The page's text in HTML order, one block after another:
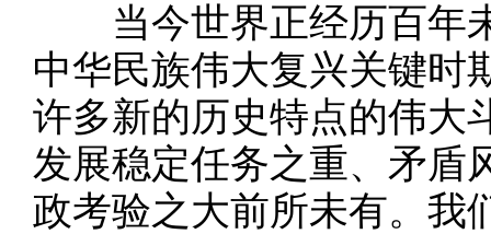
当今世界正经历百年
中华民族伟大复兴关键时
许多新的历史特点的伟大
发展稳定任务之重、矛盾
政考验之大前所未有。我